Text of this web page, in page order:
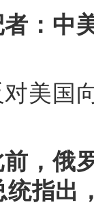
者：中
美国
，俄
指出